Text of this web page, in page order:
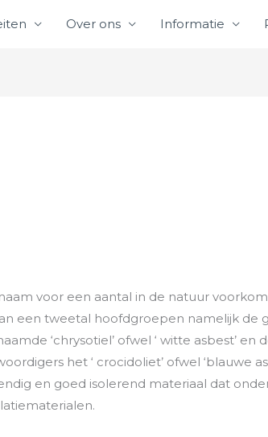
Over ons Informatie
voor een aantal in de natuur
een tweetal hoofdgroepen namelijk
‘chrysotiel’ ofwel ‘ witte asbest’
het ‘ crocidoliet’ ofwel ‘blauwe
en goed isolerend materiaal dat